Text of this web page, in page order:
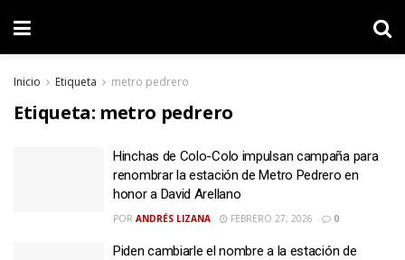
Inicio Etiqueta metro pedrero
Etiqueta: metro pedrero
Hinchas de Colo-Colo impulsan campaña para
renombrar la estación de Metro Pedrero en
honor a David Arellano
POR ANDRÉS LIZANA FEBRERO 27, 2026 0
Piden cambiarle el nombre a la estación de